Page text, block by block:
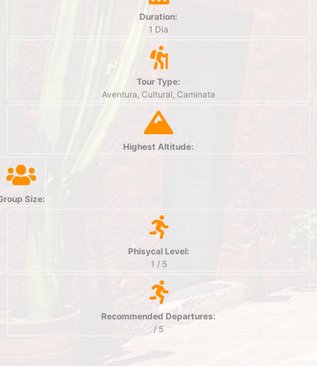
Duration:
1 Dia
Tour Type:
Aventura, Cultural, Caminata
Highest Altitude:
Size:
Phisycal Level:
1 / 5
Recommended Departures:
/ 5